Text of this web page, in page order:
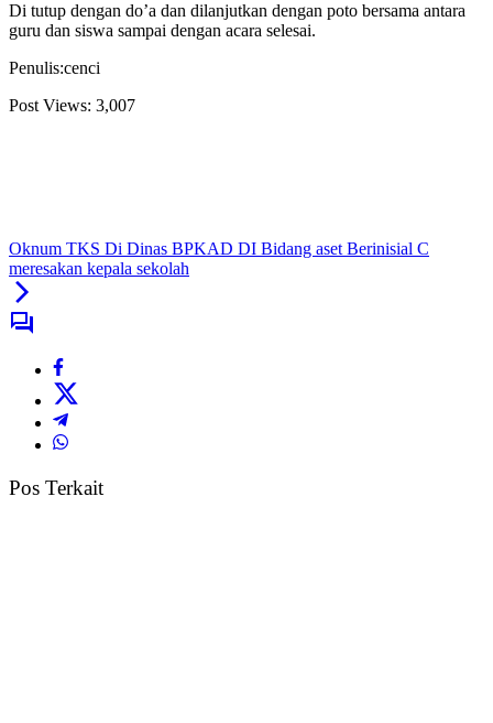
Di tutup dengan do’a dan dilanjutkan dengan poto bersama antara
guru dan siswa sampai dengan acara selesai.
Penulis:cenci
Post Views: 3,007
Oknum TKS Di Dinas BPKAD DI Bidang aset Berinisial C
meresakan kepala sekolah
Pos Terkait